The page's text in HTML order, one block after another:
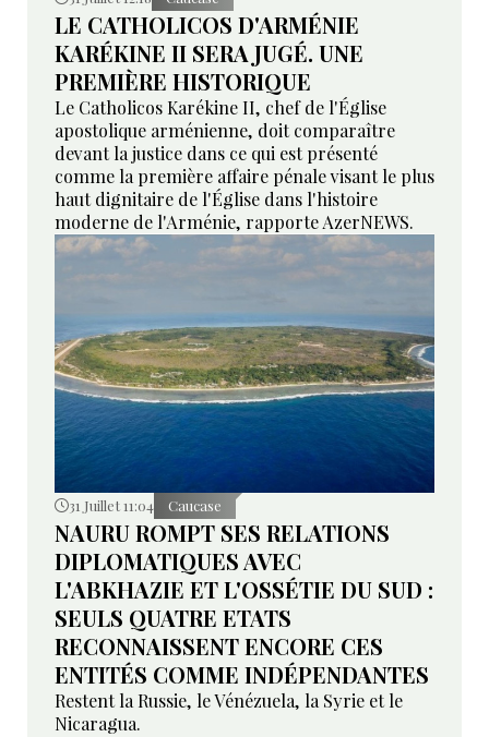
LE CATHOLICOS D'ARMÉNIE
KARÉKINE II SERA JUGÉ. UNE
PREMIÈRE HISTORIQUE
Le Catholicos Karékine II, chef de l'Église
apostolique arménienne, doit comparaître
devant la justice dans ce qui est présenté
comme la première affaire pénale visant le plus
haut dignitaire de l'Église dans l'histoire
moderne de l'Arménie, rapporte AzerNEWS.
31 Juillet 11:04 Caucase
NAURU ROMPT SES RELATIONS
DIPLOMATIQUES AVEC
L'ABKHAZIE ET L'OSSÉTIE DU SUD :
SEULS QUATRE ETATS
RECONNAISSENT ENCORE CES
ENTITÉS COMME INDÉPENDANTES
Restent la Russie, le Vénézuela, la Syrie et le
Nicaragua.